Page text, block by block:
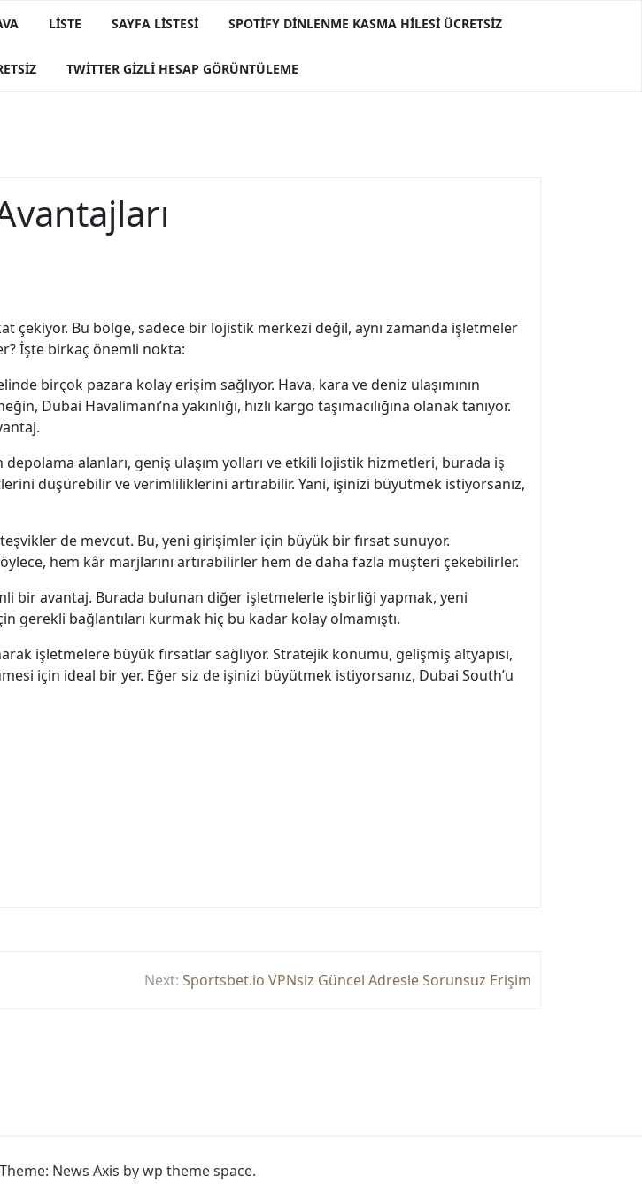
LISTE SAYFA LISTESI SPOTIFY DINLENME KASMA HILESI ÜCRETSIZ
TWITTER GIZLI HESAP GÖRÜNTÜLEME
çekiyor. Bu bölge, sadece bir lojistik merkezi değil, aynı zamanda işletmeler
İşte birkaç önemli nokta:
birçok pazara kolay erişim sağlıyor. Hava, kara ve deniz ulaşımının
Dubai Havalimanı’na yakınlığı, hızlı kargo taşımacılığına olanak tanıyor.
depolama alanları, geniş ulaşım yolları ve etkili lojistik hizmetleri, burada iş
düşürebilir ve verimliliklerini artırabilir. Yani, işinizi büyütmek istiyorsanız,
de mevcut. Bu, yeni girişimler için büyük bir fırsat sunuyor.
hem kâr marjlarını artırabilirler hem de daha fazla müşteri çekebilirler.
bir avantaj. Burada bulunan diğer işletmelerle işbirliği yapmak, yeni
bağlantıları kurmak hiç bu kadar kolay olmamıştı.
işletmelere büyük fırsatlar sağlıyor. Stratejik konumu, gelişmiş altyapısı,
için ideal bir yer. Eğer siz de işinizi büyütmek istiyorsanız, Dubai South’u
Next: Sportsbet.io VPNsiz Güncel Adresle Sorunsuz Erişim
Theme: News Axis bywp theme space.